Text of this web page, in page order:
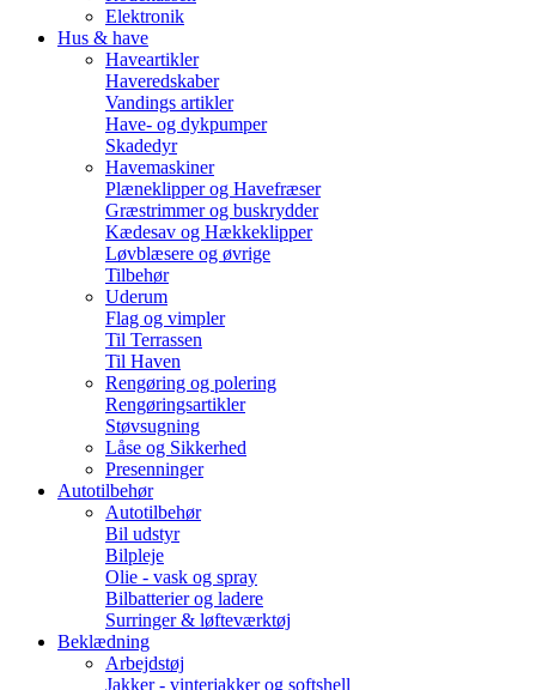
Elektronik
Hus & have
Haveartikler
Haveredskaber
Vandings artikler
Have- og dykpumper
Skadedyr
Havemaskiner
Plæneklipper og Havefræser
Græstrimmer og buskrydder
Kædesav og Hækkeklipper
Løvblæsere og øvrige
Tilbehør
Uderum
Flag og vimpler
Til Terrassen
Til Haven
Rengøring og polering
Rengøringsartikler
Støvsugning
Låse og Sikkerhed
Presenninger
Autotilbehør
Autotilbehør
Bil udstyr
Bilpleje
Olie - vask og spray
Bilbatterier og ladere
Surringer & løfteværktøj
Beklædning
Arbejdstøj
Jakker - vinterjakker og softshell